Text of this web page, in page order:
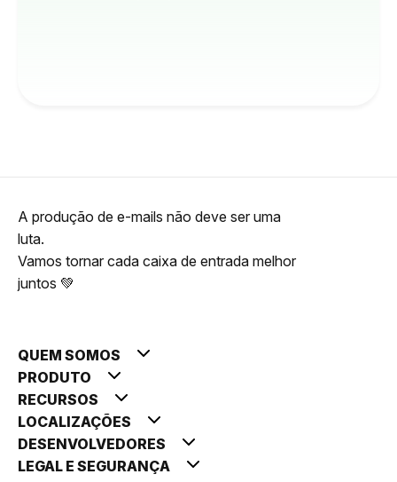
A produção de e-mails não deve ser uma
luta.
Vamos tornar cada caixa de entrada melhor
juntos 💚
QUEM SOMOS
PRODUTO
RECURSOS
LOCALIZAÇÕES
DESENVOLVEDORES
LEGAL E SEGURANÇA